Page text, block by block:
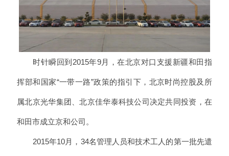
时针瞬回到2015年9月，在北京对口支援新疆和田指
挥部和国家“一带一路”政策的指引下，北京时尚控股及所
属北京光华集团、北京佳华泰科技公司决定共同投资，在
和田市成立京和公司。
2015年10月，34名管理人员和技术工人的第一批先遣